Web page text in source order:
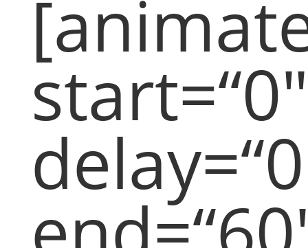
start=“0″